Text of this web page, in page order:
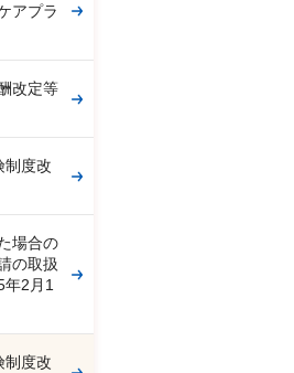
アプラ
改定等
制度改
場合の
の取扱
年2月1
制度改